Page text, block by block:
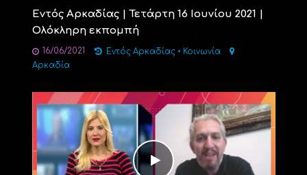
Εντός Αρκαδίας | Τετάρτη 16 Ιουνίου 2021 |
Ολόκληρη εκπομπή
16/06/2021 Εντός Αρκαδίας • Κοινωνία
Αρκαδία